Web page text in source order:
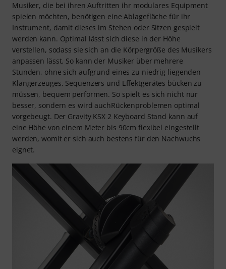
Musiker, die bei ihren Auftritten ihr modulares Equipment
spielen möchten, benötigen eine Ablagefläche für ihr
Instrument, damit dieses im Stehen oder Sitzen gespielt
werden kann. Optimal lässt sich diese in der Höhe
verstellen, sodass sie sich an die Körpergröße des Musikers
anpassen lässt. So kann der Musiker über mehrere
Stunden, ohne sich aufgrund eines zu niedrig liegenden
Klangerzeuges, Sequenzers und Effektgerätes bücken zu
müssen, bequem performen. So spielt es sich nicht nur
besser, sondern es wird auchRückenproblemen optimal
vorgebeugt. Der Gravity KSX 2 Keyboard Stand kann auf
eine Höhe von einem Meter bis 90cm flexibel eingestellt
werden, womit er sich auch bestens für den Nachwuchs
eignet.